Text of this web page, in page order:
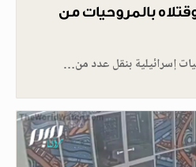
بالمروحيات من
إسرائيلية بنقل عدد من…